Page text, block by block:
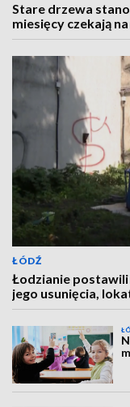
Stare drzewa
miesięcy czekają
ŁÓDŹ
Łodzianie postawili
jego usunięcia,